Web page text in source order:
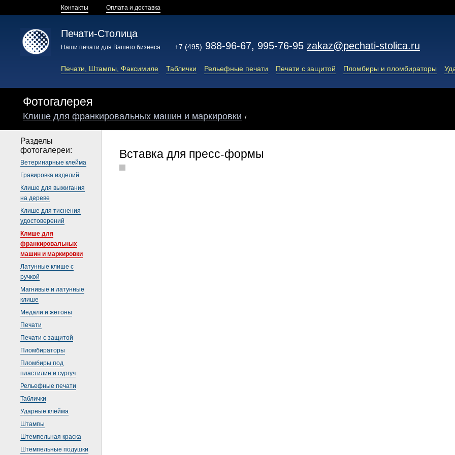
Контакты Оплата и доставка
Печати-Столица
Наши печати для Вашего бизнеса +7 (495) 988-96-67, 995-76-95 zakaz@pechati-stolica.ru
Печати, Штампы, Факсимиле Таблички Рельефные печати Печати с защитой Пломбиры и пломбираторы
Фотогалерея
Клише для франкировальных машин и маркировки /
Разделы
фотогалереи:
Ветеринарные клейма
Гравировка изделий
Клише для выжигания
на дереве
Клише для тиснения
удостоверений
Клише для
франкировальных
машин и маркировки
Латунные клише с
ручкой
Магнивые и латунные
клише
Медали и жетоны
Печати
Печати с защитой
Пломбираторы
Пломбиры под
пластилин и сургуч
Рельефные печати
Таблички
Ударные клейма
Штампы
Штемпельная краска
Штемпельные подушки
Вставка для пресс-формы